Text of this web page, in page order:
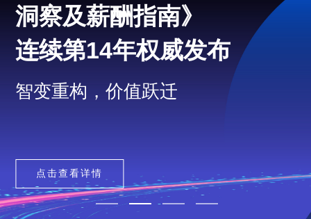
亿元
洞察及薪酬指南》
连续第14年权威发布
智变重构，价值跃迁
点击查看详情